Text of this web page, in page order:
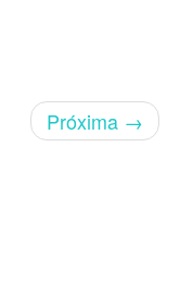
Próxima →